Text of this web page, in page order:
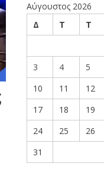
Αύγουστος 2026
Δ
Τ Τ
3
4 5
10
11 12
17
18 19
24
25 26
31